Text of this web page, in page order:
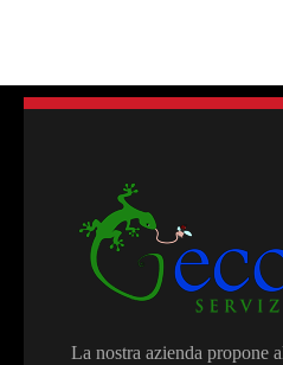
La nostra azienda propone